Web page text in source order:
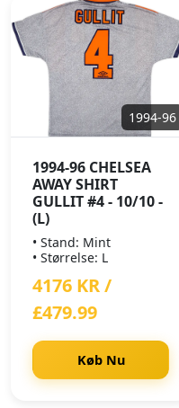
1994-96
1994-96 CHELSEA
AWAY SHIRT
GULLIT #4 - 10/10 -
(L)
• Stand: Mint
• Størrelse: L
4176 KR /
£479.99
Køb Nu